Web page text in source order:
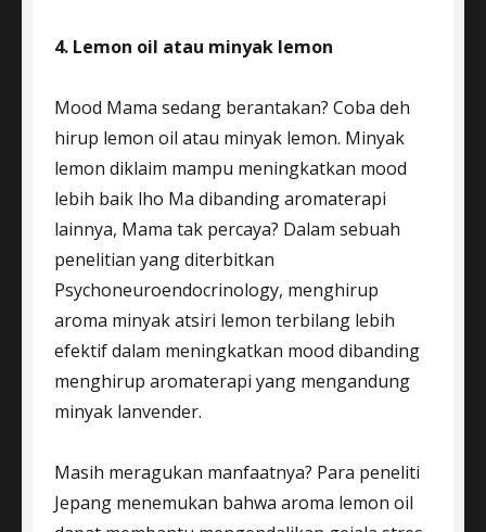
4. Lemon oil atau minyak lemon
Mood Mama sedang berantakan? Coba deh
hirup lemon oil atau minyak lemon. Minyak
lemon diklaim mampu meningkatkan mood
lebih baik lho Ma dibanding aromaterapi
lainnya, Mama tak percaya? Dalam sebuah
penelitian yang diterbitkan
Psychoneuroendocrinology, menghirup
aroma minyak atsiri lemon terbilang lebih
efektif dalam meningkatkan mood dibanding
menghirup aromaterapi yang mengandung
minyak lanvender.
Masih meragukan manfaatnya? Para peneliti
Jepang menemukan bahwa aroma lemon oil